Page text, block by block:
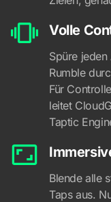
Volle
Spüre
Rumble
Für
leitet
Taptic
Blende alle
Taps aus.